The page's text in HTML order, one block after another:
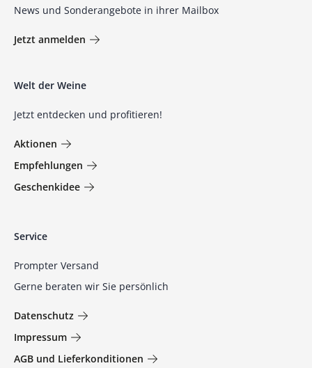
News und Sonderangebote in ihrer Mailbox
Jetzt anmelden
Welt der Weine
Jetzt entdecken und profitieren!
Aktionen
Empfehlungen
Geschenkidee
Service
Prompter Versand
Gerne beraten wir Sie persönlich
Datenschutz
Impressum
AGB und Lieferkonditionen